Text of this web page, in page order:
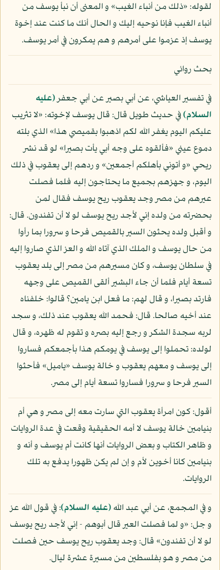
لقوله: «ذلك من أنباء الغيب» و المعنى أن نبأ يوسف من
أنباء الغيب فإنا نوحيه إليك و الحال أنك ما كنت عند إخوة
يوسف إذ عزموا على أمرهم و هم يمكرون في أمر يوسف.
بحث روائي
في تفسير العياشي، عن أبي بصير عن أبي جعفر(عليه
السلام)في حديث طويل قال: قال يوسف لإخوته: «لا تثريب
عليكم اليوم يغفر الله لكم اذهبوا بقميصي هذا» الذي بلته
دموع عيني «فألقوه على وجه أبي يأت بصيرا» لو قد نشر
ريحي «و أتوني بأهلكم أجمعين» و ردهم إلى يعقوب في ذلك
اليوم، و جهزهم بجميع ما يحتاجون إليه فلما فصلت
عيرهم من مصر وجد يعقوب ريح يوسف فقال لمن
بحضرته من ولده إني لأجد ريح يوسف لو لا أن تفندون. قال:
و أقبل ولده يحثون السير بالقميص فرحا و سرورا بما رأوا
من حال يوسف و الملك الذي آتاه الله و العز الذي صاروا إليه
في سلطان يوسف، و كان مسيرهم من مصر إلى بلد يعقوب
تسعة أيام فلما أن جاء البشير ألقى القميص على وجهه
فارتد بصيرا، و قال لهم: ما فعل ابن يامين؟ قالوا: خلفناه
عند أخيه صالحا. قال: فحمد الله يعقوب عند ذلك، و سجد
لربه سجدة الشكر و رجع إليه بصره و تقوم له ظهره، و قال
لولده: تحملوا إلى يوسف في يومكم هذا بأجمعكم فساروا
إلى يوسف و معهم يعقوب و خالة يوسف «ياميل» فأحثوا
السير فرحا و سرورا فساروا تسعة أيام إلى مصر.
أقول: كون امرأة يعقوب التي سارت معه إلى مصر و هي أم
بنيامين خالة يوسف لا أمه الحقيقية وقعت في عدة الروايات
و ظاهر الكتاب و بعض الروايات أنها كانت أم يوسف و أنه و
بنيامين كانا أخوين لأم و إن لم يكن ظهورا يدفع به تلك
الروايات.
و في المجمع، عن أبي عبد الله(عليه السلام): في قول الله عز
و جل: «و لما فصلت العير قال أبوهم - إني لأجد ريح يوسف
لو لا أن تفندون» قال: وجد يعقوب ريح يوسف حين فصلت
من مصر و هو بفلسطين من مسيرة عشرة ليال.